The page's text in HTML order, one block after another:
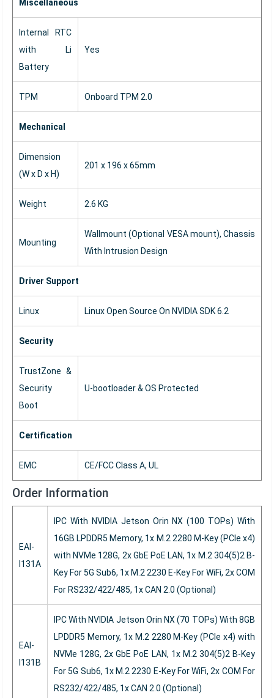
Miscellaneous
Internal RTC
with Li
Battery
Yes
TPM Onboard TPM 2.0
Mechanical
Dimension
(W x D x H)
201 x 196 x 65mm
Weight 2.6 KG
Mounting
Wallmount (Optional VESA mount), Chassis
With Intrusion Design
Driver Support
Linux Linux Open Source On NVIDIA SDK 6.2
Security
TrustZone &
Security
Boot
U-bootloader & OS Protected
Certification
EMC CE/FCC Class A, UL
Order Information
EAI-
I131A
IPC With NVIDIA Jetson Orin NX (100 TOPs) With
16GB LPDDR5 Memory, 1x M.2 2280 M-Key (PCIe x4)
with NVMe 128G, 2x GbE PoE LAN, 1x M.2 304(5)2 B-
Key For 5G Sub6, 1x M.2 2230 E-Key For WiFi, 2x COM
For RS232/422/485, 1x CAN 2.0 (Optional)
EAI-
I131B
IPC With NVIDIA Jetson Orin NX (70 TOPs) With 8GB
LPDDR5 Memory, 1x M.2 2280 M-Key (PCIe x4) with
NVMe 128G, 2x GbE PoE LAN, 1x M.2 304(5)2 B-Key
For 5G Sub6, 1x M.2 2230 E-Key For WiFi, 2x COM For
RS232/422/485, 1x CAN 2.0 (Optional)